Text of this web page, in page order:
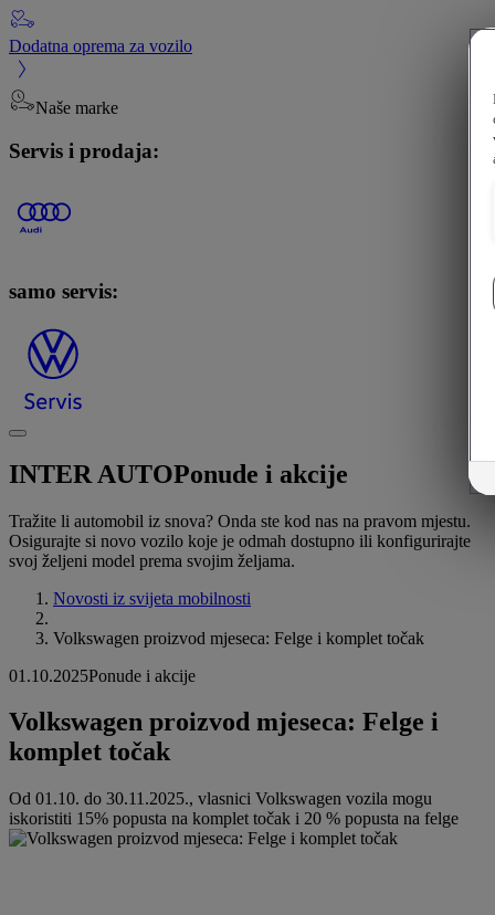
Dodatna oprema za vozilo
Naše marke
Servis i prodaja:
samo servis:
INTER AUTOPonude i akcije
Tražite li automobil iz snova? Onda ste kod nas na pravom mjestu.
Osigurajte si novo vozilo koje je odmah dostupno ili konfigurirajte
svoj željeni model prema svojim željama.
Novosti iz svijeta mobilnosti
Volkswagen proizvod mjeseca: Felge i komplet točak
01.10.2025Ponude i akcije
Volkswagen proizvod mjeseca: Felge i
komplet točak
Od 01.10. do 30.11.2025., vlasnici Volkswagen vozila mogu
iskoristiti 15% popusta na komplet točak i 20 % popusta na felge